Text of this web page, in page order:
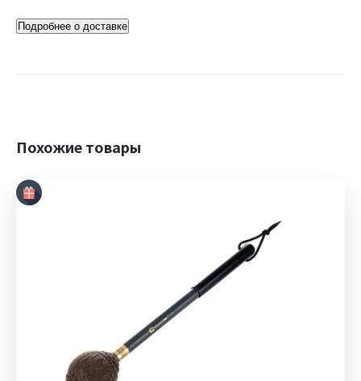
Подробнее о доставке
Похожие товары